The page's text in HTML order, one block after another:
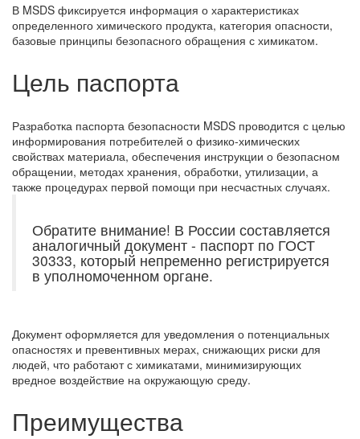
В MSDS фиксируется информация о характеристиках
определенного химического продукта, категория опасности,
базовые принципы безопасного обращения с химикатом.
Цель паспорта
Разработка паспорта безопасности MSDS проводится с целью
информирования потребителей о физико-химических
свойствах материала, обеспечения инструкции о безопасном
обращении, методах хранения, обработки, утилизации, а
также процедурах первой помощи при несчастных случаях.
Обратите внимание! В России составляется
аналогичный документ - паспорт по ГОСТ
30333, который непременно регистрируется
в уполномоченном органе.
Документ оформляется для уведомления о потенциальных
опасностях и превентивных мерах, снижающих риски для
людей, что работают с химикатами, минимизирующих
вредное воздействие на окружающую среду.
Преимущества